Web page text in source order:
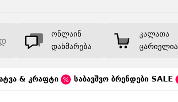
ონლაინ
დახმარება
კალათა
ცარიელია
& კრაფტი საბავშვო ბრენდები SALE